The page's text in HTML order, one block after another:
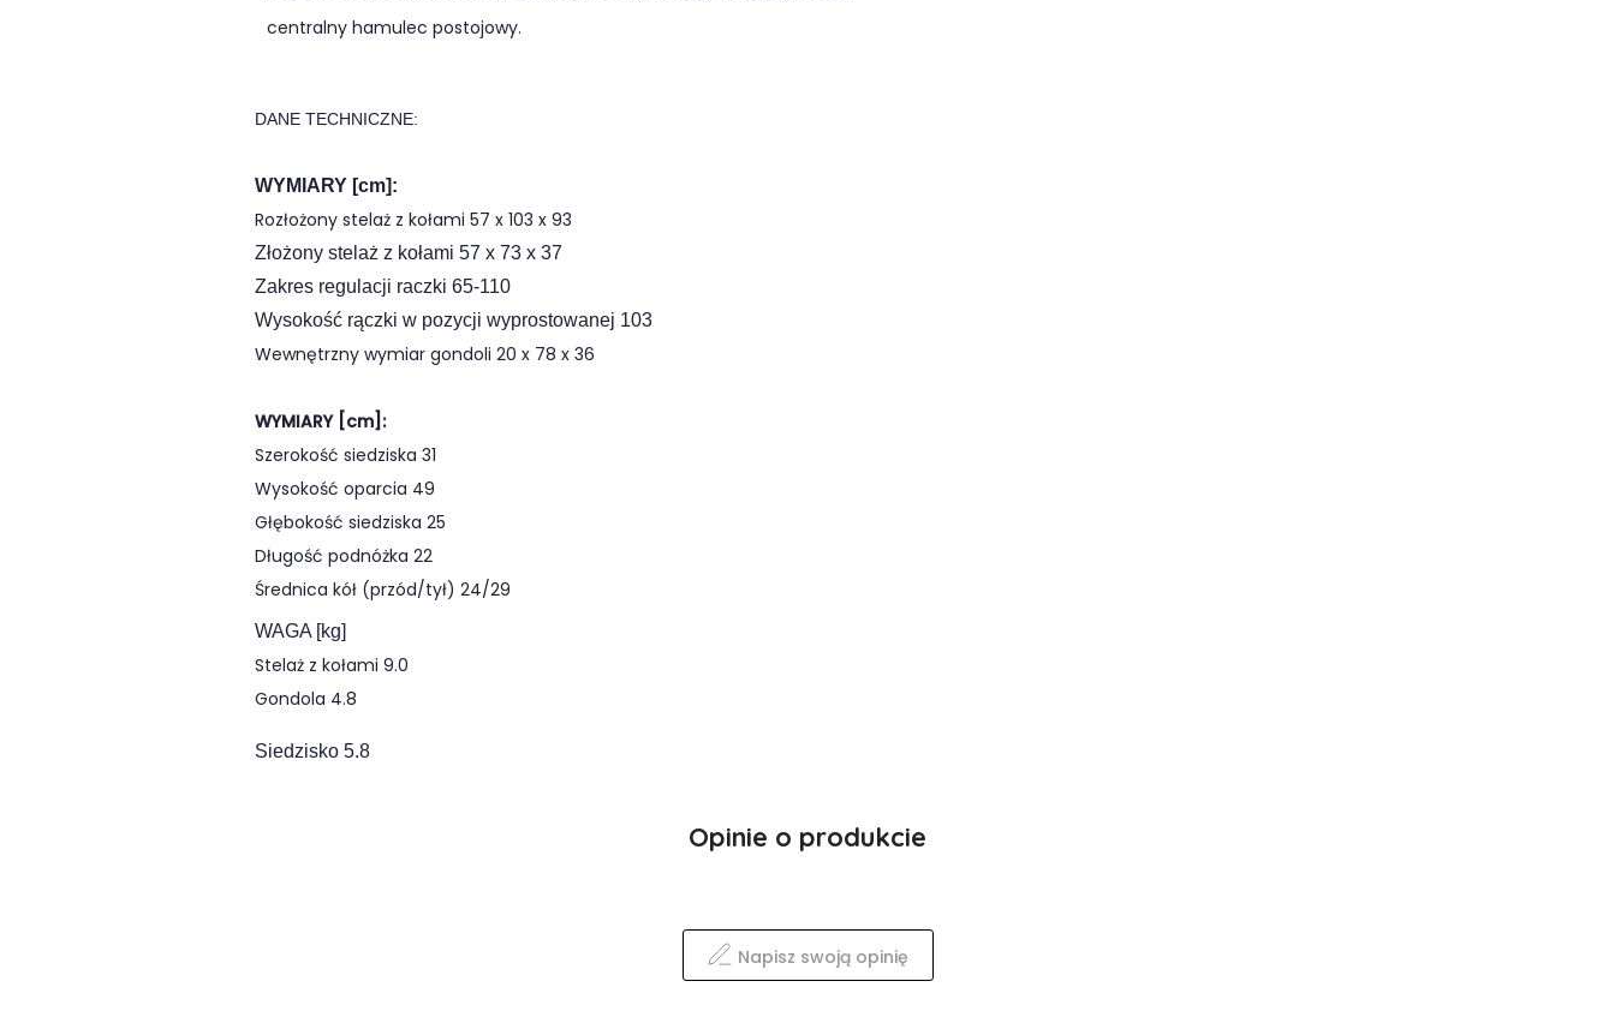
centralny hamulec postojowy.
DANE TECHNICZNE:
WYMIARY [cm]:
Rozłożony stelaż z kołami 57 x 103 x 93
Złożony stelaż z kołami 57 x 73 x 37
Zakres regulacji raczki 65-110
Wysokość rączki w pozycji wyprostowanej 103
Wewnętrzny wymiar gondoli 20 x 78 x 36
WYMIARY [cm]:
Szerokość siedziska 31
Wysokość oparcia 49
Głębokość siedziska 25
Długość podnóżka 22
Średnica kół (przód/tył) 24/29
WAGA [kg]
Stelaż z kołami 9.0
Gondola 4.8
Siedzisko 5.8
Opinie o produkcie
Napisz swoją opinię